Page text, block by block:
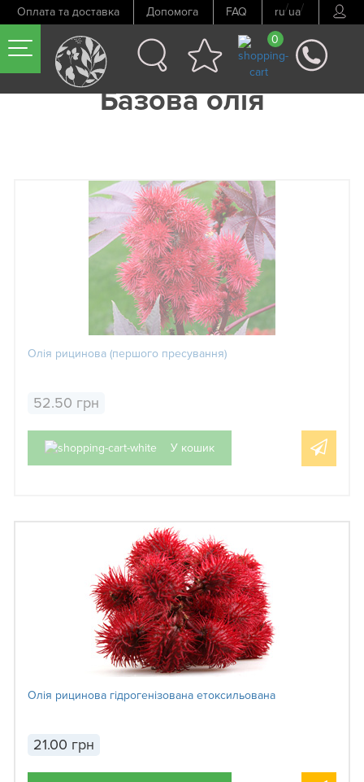
Оплата та доставка Допомога FAQ ru/ua/
0
Базова олія
Олія рицинова (першого пресування)
52.50 грн
У кошик
Олія рицинова гідрогенізована етоксильована
21.00 грн